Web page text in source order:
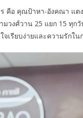
คือ คุณป้าหา-อังคณา แต
วงศ์วาน 25 แยก 15 ทุก
เรียบง่ายและความรักใน